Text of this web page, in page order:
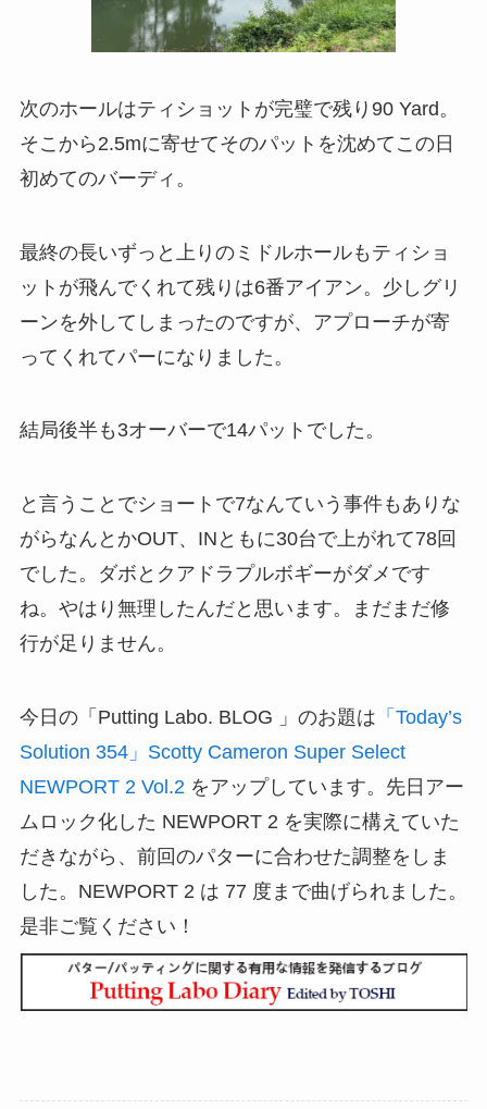
次のホールはティショットが完璧で残り90 Yard。
そこから2.5mに寄せてそのパットを沈めてこの日
初めてのバーディ。
最終の長いずっと上りのミドルホールもティショ
ットが飛んでくれて残りは6番アイアン。少しグリ
ーンを外してしまったのですが、アプローチが寄
ってくれてパーになりました。
結局後半も3オーバーで14パットでした。
と言うことでショートで7なんていう事件もありな
がらなんとかOUT、INともに30台で上がれて78回
でした。ダボとクアドラプルボギーがダメです
ね。やはり無理したんだと思います。まだまだ修
行が足りません。
今日の「Putting Labo. BLOG 」のお題は 「Today’s
Solution 354」Scotty Cameron Super Select
NEWPORT 2 Vol.2をアップしています。先日アー
ムロック化した NEWPORT 2 を実際に構えていた
だきながら、前回のパターに合わせた調整をしま
した。NEWPORT 2 は 77 度まで曲げられました。
是非ご覧ください！